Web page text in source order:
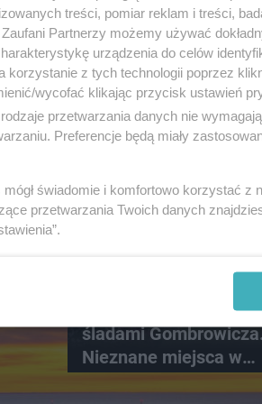
i
ESKA Siedlce News.
na Facebooku!
Mała wieś z wielką
śladami
Nieznane miejsca w
treści, pomiar reklam i treści,
Partnerzy możemy używać
urządzenia do celów
z tych technologii poprzez
wycofać klikając przycisk ustawień
przetwarzania danych nie
Preferencje będą miały
świadomie i komfortowo korzystać z
przetwarzania Twoich danych